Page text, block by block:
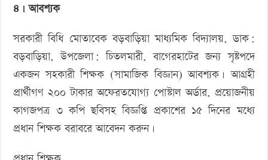
৪। আবশ্যক
সরকারী বিধি মোতাবেক বড়বাড়িয়া মাধ্যমিক বিদ্যালয়, ডাক:
বড়বাড়িয়া, উপজেলা: চিতলমারী, বাগেরহাটের জন্য সৃষ্টপদে
একজন সহকারী শিক্ষক (সামাজিক বিজ্ঞান) আবশ্যক। আগ্রহী
প্রার্থীগণ ২০০ টাকার অফেরতযোগ্য পোস্টাল অর্ডার, প্রয়োজনীয়
কাগজপত্র ৩ কপি ছবিসহ বিজ্ঞপ্তি প্রকাশের ১৫ দিনের মধ্যে
প্রধান শিক্ষক বরাবরে আবেদন করুন।